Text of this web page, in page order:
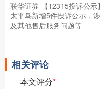
联华证券 【12315投诉公示】
太平鸟新增5件投诉公示，涉
及其他售后服务问题等
相关评论
本文评分*